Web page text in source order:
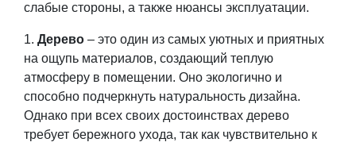
слабые стороны, а также нюансы эксплуатации.
Дерево – это один из самых уютных и приятных
на ощупь материалов, создающий теплую
атмосферу в помещении. Оно экологично и
способно подчеркнуть натуральность дизайна.
Однако при всех своих достоинствах дерево
требует бережного ухода, так как чувствительно к